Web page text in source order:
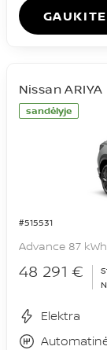
sandėlyje
#515531
Nissan ARIYA
Advance 87 kWh
48 291 €
Elektra